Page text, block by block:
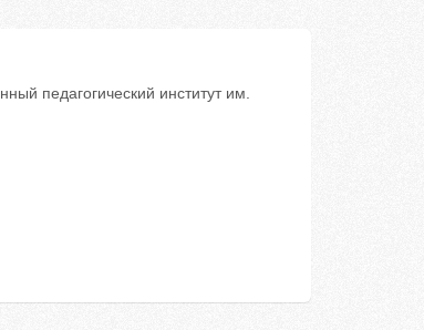
педагогический институт им.